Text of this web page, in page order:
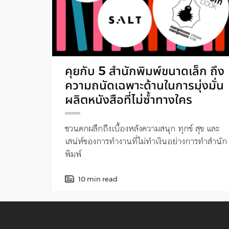
คุยกับ 5 สำนักพิมพ์ขนาดเล็ก ถึง
ความถนัดเฉพาะด้านในการมุ่งมั่น
ผลิตหนังสือที่ไม่ซ้ำทางใคร
ชวนตกผลึกถึงเบื้องหลังความสนุก ทุกข์ สุข และ
เสน่ห์ของการทำงานที่ไม่ทำเงินอย่างการทำสำนัก
พิมพ์
10 min read